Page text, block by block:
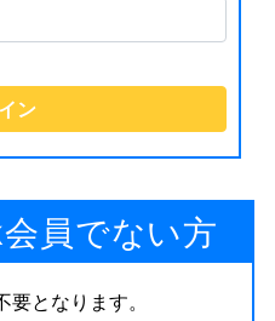
員でない方
となります。